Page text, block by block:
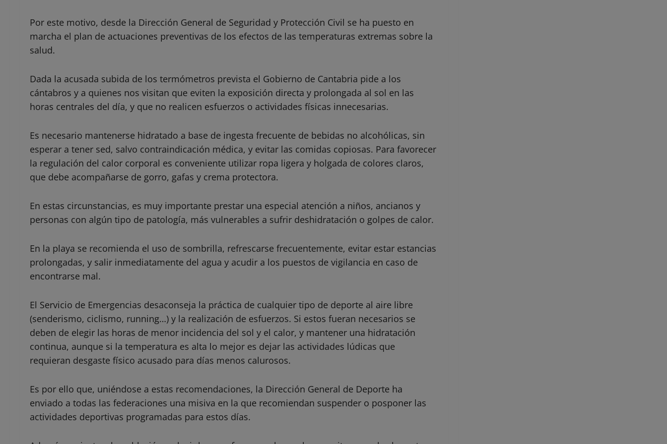
Por este motivo, desde la Dirección General de Seguridad y Protección Civil se ha puesto en
marcha el plan de actuaciones preventivas de los efectos de las temperaturas extremas sobre la
salud.
Dada la acusada subida de los termómetros prevista el Gobierno de Cantabria pide a los
cántabros y a quienes nos visitan que eviten la exposición directa y prolongada al sol en las
horas centrales del día, y que no realicen esfuerzos o actividades físicas innecesarias.
Es necesario mantenerse hidratado a base de ingesta frecuente de bebidas no alcohólicas, sin
esperar a tener sed, salvo contraindicación médica, y evitar las comidas copiosas. Para favorecer
la regulación del calor corporal es conveniente utilizar ropa ligera y holgada de colores claros,
que debe acompañarse de gorro, gafas y crema protectora.
En estas circunstancias, es muy importante prestar una especial atención a niños, ancianos y
personas con algún tipo de patología, más vulnerables a sufrir deshidratación o golpes de calor.
En la playa se recomienda el uso de sombrilla, refrescarse frecuentemente, evitar estar estancias
prolongadas, y salir inmediatamente del agua y acudir a los puestos de vigilancia en caso de
encontrarse mal.
El Servicio de Emergencias desaconseja la práctica de cualquier tipo de deporte al aire libre
(senderismo, ciclismo, running…) y la realización de esfuerzos. Si estos fueran necesarios se
deben de elegir las horas de menor incidencia del sol y el calor, y mantener una hidratación
continua, aunque si la temperatura es alta lo mejor es dejar las actividades lúdicas que
requieran desgaste físico acusado para días menos calurosos.
Es por ello que, uniéndose a estas recomendaciones, la Dirección General de Deporte ha
enviado a todas las federaciones una misiva en la que recomiendan suspender o posponer las
actividades deportivas programadas para estos días.